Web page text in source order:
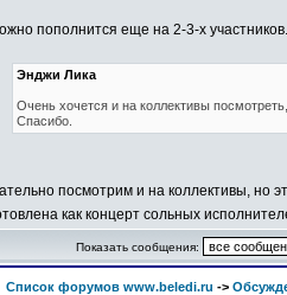
пополнится еще на 2-3-х
Энджи Лика
Очень хочется и на коллективы
Спасибо.
посмотрим и на коллективы, но
как концерт сольных
Показать сообщения:
Список форумов www.beledi.ru ->